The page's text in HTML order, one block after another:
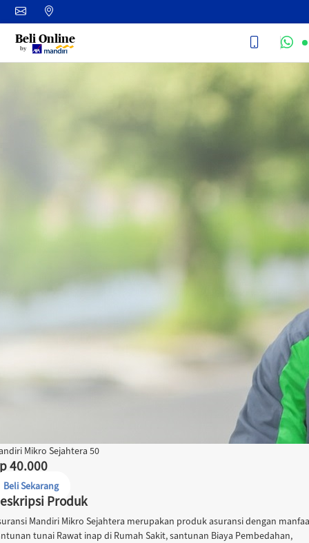
Beli Online
by
Mikro Sejahtera 50
40.000
Beli Sekarang
Produk
Mandiri Mikro Sejahtera merupakan produk asuransi dengan
tunai Rawat inap di Rumah Sakit, santunan Biaya Pembedahan,